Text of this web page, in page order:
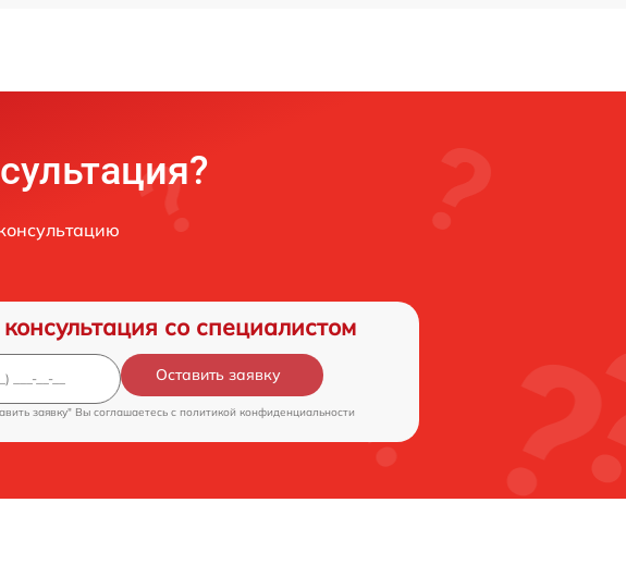
со специалистом
Оставить заявку
заявку" Вы соглашаетесь c политикой конфиденциальности